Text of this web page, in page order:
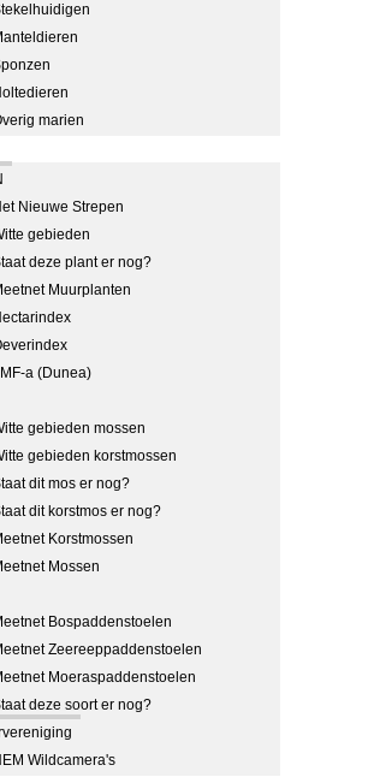
marien
Nieuwe Strepen
gebieden
deze plant er nog?
Muurplanten
a (Dunea)
gebieden mossen
gebieden korstmossen
dit mos er nog?
dit korstmos er nog?
Korstmossen
Mossen
Bospaddenstoelen
Zeereeppaddenstoelen
Moeraspaddenstoelen
deze soort er nog?
Wildcamera's